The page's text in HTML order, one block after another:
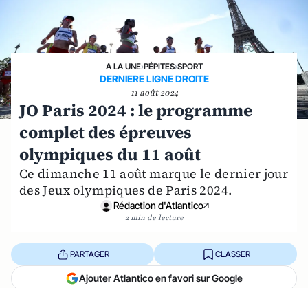
A LA UNE›PÉPITES›SPORT
DERNIERE LIGNE DROITE
11 août 2024
JO Paris 2024 : le programme
complet des épreuves
olympiques du 11 août
Ce dimanche 11 août marque le dernier jour
des Jeux olympiques de Paris 2024.
Rédaction d'Atlantico
2 min de lecture
PARTAGER CLASSER
Ajouter Atlantico en favori sur Google